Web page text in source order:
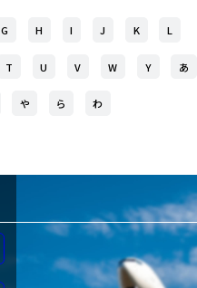
G H I J K L
T U V W Y あ
や ら わ